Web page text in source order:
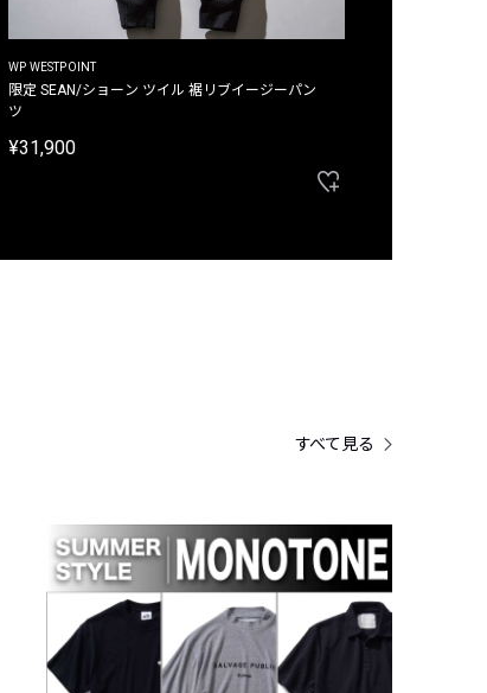
WP WESTPOINT
限定 SEAN/ショーン ツイル 裾リブイージーパン
ツ
¥31,900
すべて見る